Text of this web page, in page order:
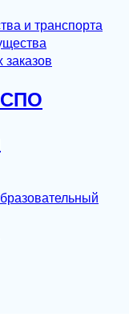
и транспорта